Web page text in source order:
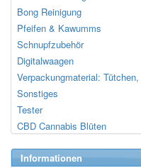
Bong Reinigung
Pfeifen & Kawumms
Schnupfzubehör
Digitalwaagen
Verpackungmaterial:
Sonstiges
Tester
CBD Cannabis Blüten
Informationen